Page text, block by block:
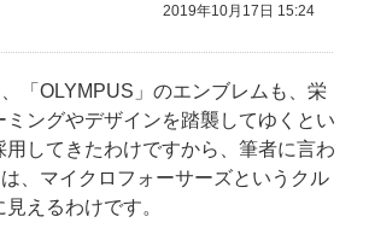
2019年10月17日 15:24
「OLYMPUS」のエンブレムも、栄
ミングやデザインを踏襲してゆくとい
用してきたわけですから、筆者に言わ
、マイクロフォーサーズというクル
えるわけです。